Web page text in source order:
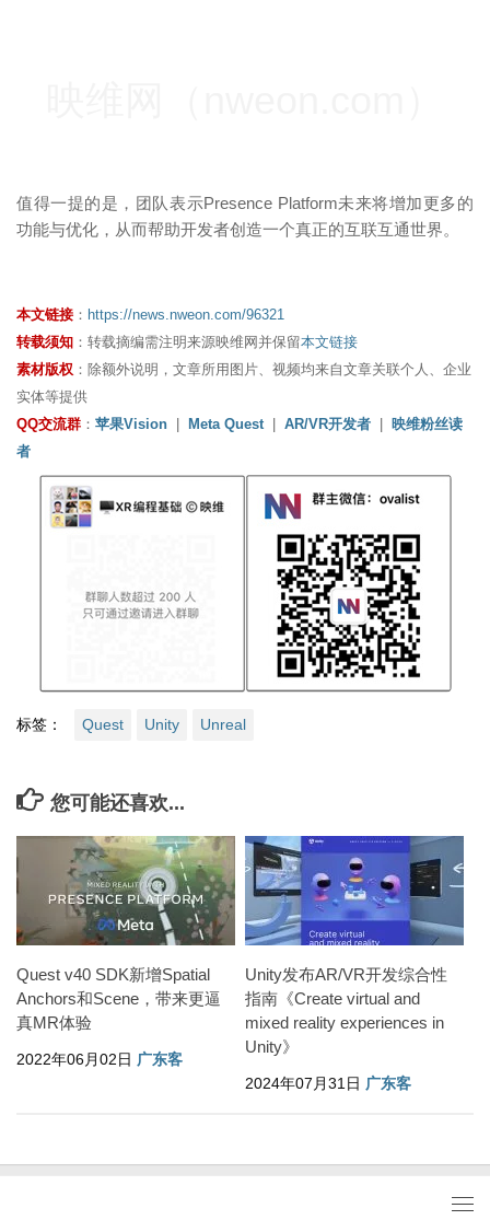
值得一提的是，团队表示Presence Platform未来将增加更多的
功能与优化，从而帮助开发者创造一个真正的互联互通世界。
本文链接 ： https://news.nweon.com/96321
转载须知 ：转载摘编需注明来源映维网并保留本文链接
素材版权 ：除额外说明，文章所用图片、视频均来自文章关联个人、企业
实体等提供
QQ交流群 ： 苹果Vision Meta Quest| AR/VR开发者
映维粉丝读
者
标签： Quest Unity Unreal
您可能还喜欢...
Quest v40 SDK新增Spatial
Anchors和Scene，带来更逼
真MR体验
2022年06月02日 广东客
Unity发布AR/VR开发综合性
指南《Create virtual and
mixed reality experiences in
Unity》
2024年07月31日 广东客